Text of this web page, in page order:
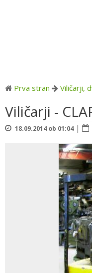
Prva stran Viličarji,
Viličarji -
18.09.2014 ob 01:04|